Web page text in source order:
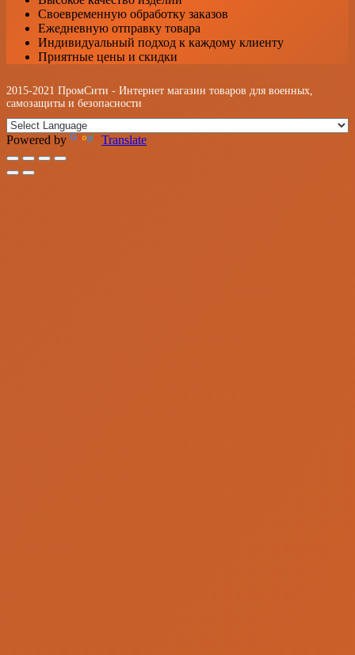
Своевременную обработку заказов
Ежедневную отправку товара
Индивидуальный подход к каждому клиенту
Приятные цены и скидки
2015-2021 ПромСити - Интернет магазин товаров для военных,
самозащиты и безопасности
Powered by Translate